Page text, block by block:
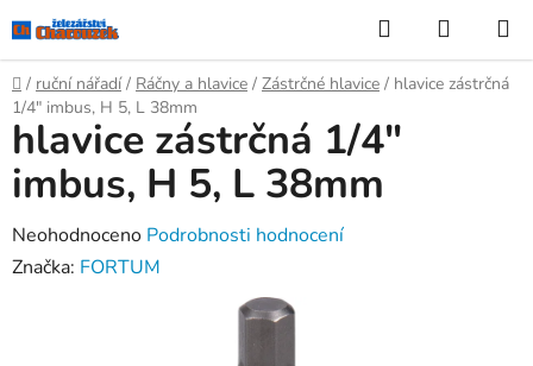
na
obsah
Hledat
KOŠÍK
Domů
/ ruční nářadí / Ráčny a hlavice / Zástrčné hlavice / hlavice zástrčná
1/4" imbus, H 5, L 38mm
hlavice zástrčná 1/4"
imbus, H 5, L 38mm
Průměrné
hodnocení
Neohodnoceno Podrobnosti hodnocení
Značka: FORTUM